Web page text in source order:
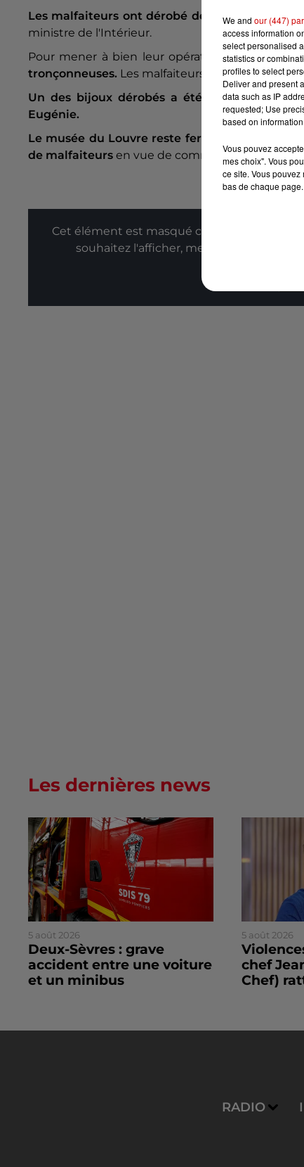
Les malfaiteurs ont dérobé des bijoux
ministre de l'Intérieur.
Pour mener à bien leur opération,les
tronçonneuses. Les malfaiteurs ont prisla fuite
Un des bijoux dérobés a été retrouvéaux
Eugénie.
Le musée du Louvre reste fermé ce dimanche.
de malfaiteurs en vue de commettre un crime
Cet élément est masqué compte-tenu du
souhaitez l'afficher, merci de nous
Les dernières news
5 août 2026
Deux-Sèvres : grave
accident entre une voiture
et un minibus
5 août 2026
chef
Chef)
RADIO
We and our (447)
access information
select personalised
statistics or
profiles to select
Deliver and present
data such as IP
requested; Use
based on
Vous pouvez
mes choix". Vous
ce site. Vous
bas de chaque page.